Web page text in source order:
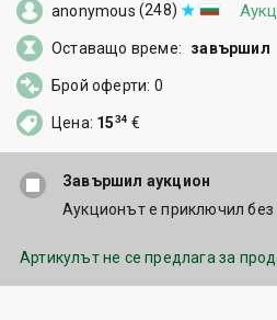
Завършил аукцион
Аукционът е приключил без
Артикулът не се предлага за
anonymous (248)
Оставащо време: завършил
Брой оферти: 0
Цена: 1534 €